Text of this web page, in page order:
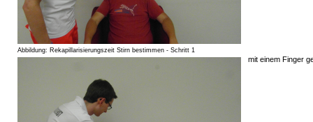
Abbildung: Rekapillarisierungszeit Stirn bestimmen - Schritt 1
mit einem Finger